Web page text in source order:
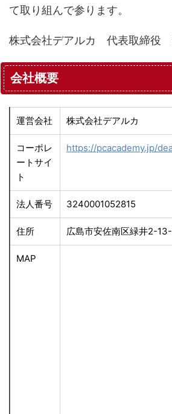
て取り組んで参ります。
株式会社デアルカ 代表取締
会社概要
運営会社 株式会社デアルカ
コーポレ
ートサイ
ト
https://pcacademy.jp/
法人番号 3240001052815
住所 広島市安佐南区緑井2-
MAP